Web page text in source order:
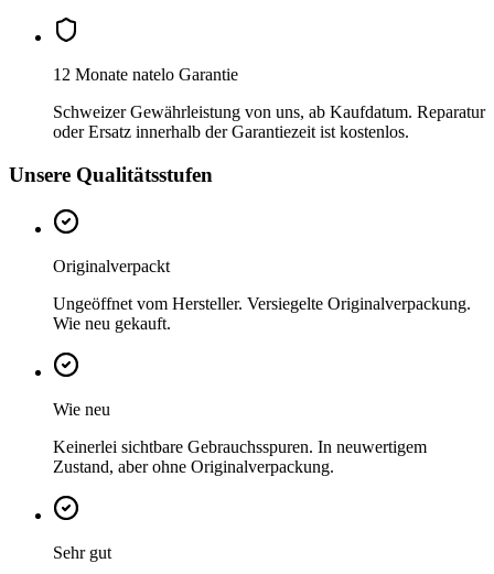
12 Monate natelo Garantie
Schweizer Gewährleistung von uns, ab Kaufdatum. Reparatur
oder Ersatz innerhalb der Garantiezeit ist kostenlos.
Unsere Qualitätsstufen
Originalverpackt
Ungeöffnet vom Hersteller. Versiegelte Originalverpackung.
Wie neu gekauft.
Wie neu
Keinerlei sichtbare Gebrauchsspuren. In neuwertigem
Zustand, aber ohne Originalverpackung.
Sehr gut